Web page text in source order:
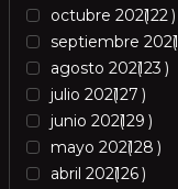
octubre 202122
septiembre 2021
agosto 202123
julio 202127
junio 202129
mayo 202128
abril 202126